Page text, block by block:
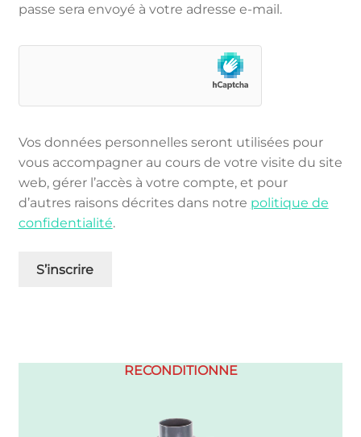
passe sera envoyé à votre adresse e-mail.
Vos données personnelles seront utilisées pour
vous accompagner au cours de votre visite du site
web, gérer l’accès à votre compte, et pour
d’autres raisons décrites dans notre politique de
confidentialité.
S’inscrire
RECONDITIONNE